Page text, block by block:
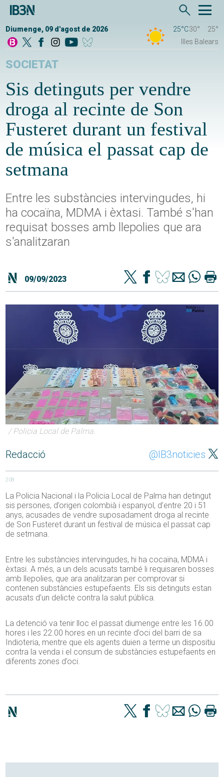
Diumenge, 09 d'agost de 2026 25°C30°
25°
Illes Balears
SOCIETAT
Sis detinguts per vendre
droga al recinte de Son
Fusteret durant un festival
de música el passat cap de
setmana
Entre les substàncies intervingudes, hi
ha cocaïna, MDMA i èxtasi. També s'han
requisat bosses amb llepolies que ara
s'analitzaran
09/09/2023
/ Policia Local de Palma.
Redacció @IB3noticies
208
La Policia Nacional i la Policia Local de Palma han detingut
sis persones, d’origen colombià i espanyol, d’entre 20 i 51
anys, acusades de vendre suposadament droga al recinte
de Son Fusteret durant un festival de música el passat cap
de setmana.
Entre les substàncies intervingudes, hi ha cocaïna, MDMA i
èxtasi. A més, a un dels acusats també li requisaren bosses
amb llepolies, que ara analitzaran per comprovar si
contenen substàncies estupefaents. Els sis detinguts estan
acusats d’un delicte contra la salut pública.
La detenció va tenir lloc el passat diumenge entre les 16.00
hores i les 22.00 hores en un recinte d’oci del barri de sa
Indioteria, mentre que els agents duien a terme un dispositiu
contra la venda i el consum de substàncies estupefaents en
diferents zones d’oci.